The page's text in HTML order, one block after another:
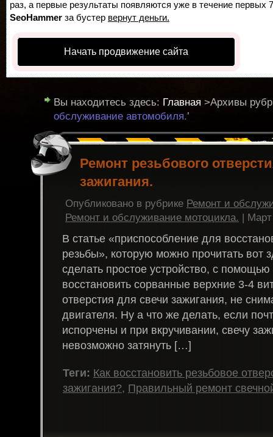
раз, а первые результаты появляются уже в течение первых
SeoHammer за бустер вернут деньги.
Начать продвижение сайта
Вы находитесь здесь: Главная >Архивы
обслуживание автомобиля.’
Ремонт резьбового
зажигания.
Опубликовано в рубрике Ремонт и
Ремонт и обслуживание мотоцикла. |
В статье «приспособление для
резьбы», которую можно прочитать вот
сделать простое устройство, с
восстановить сорванные верхние 3-4
отверстия для свечи зажигания, не
двигателя. Ну а что же делать, если
испорчены и при вкручивании, свечу
невозможно затянуть […]
Теги: Как восстановить резьбовое
зажигания?, Правильный ремонт